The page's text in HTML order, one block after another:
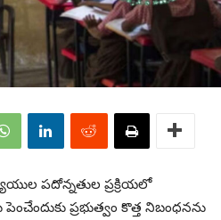
పదోన్నతుల ప్రక్రియలో
ప్రభుత్వం కొత్త నిబంధనను